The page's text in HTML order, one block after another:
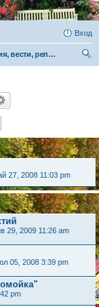
Вход
События, вести, репортажи
27, 2008 11:03 pm
29, 2009 11:26 am
05, 2008 3:39 pm
pm